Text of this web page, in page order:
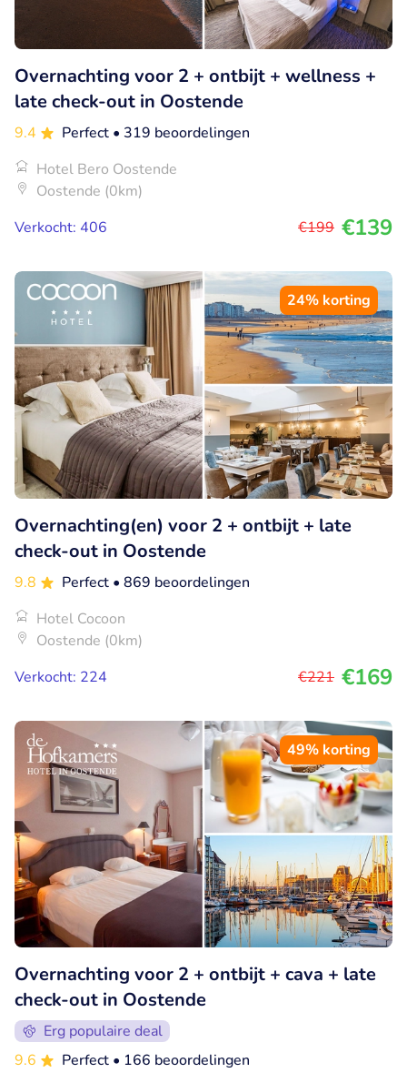
Overnachting voor 2 + ontbijt + wellness +
late check-out in Oostende
9.4 Perfect • 319 beoordelingen
Hotel Bero Oostende
Oostende (0km)
Verkocht: 406
€199 €139
24% korting
Overnachting(en) voor 2 + ontbijt + late
check-out in Oostende
9.8 Perfect • 869 beoordelingen
Hotel Cocoon
Oostende (0km)
Verkocht: 224
€221 €169
49% korting
Overnachting voor 2 + ontbijt + cava + late
check-out in Oostende
Erg populaire deal
9.6
Perfect • 166 beoordelingen